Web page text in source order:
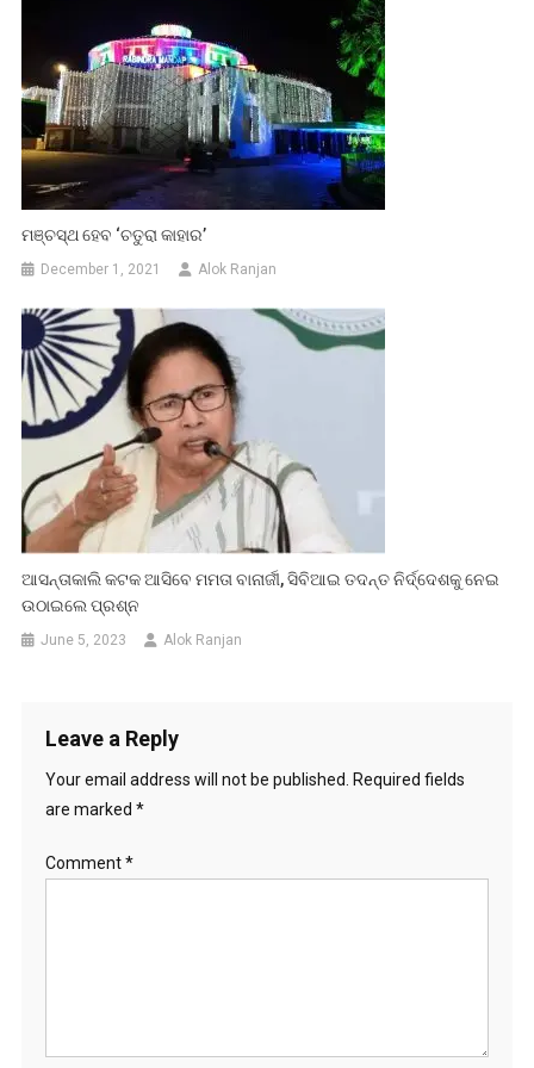
ମଞ୍ଚସ୍ଥ ହେବ ‘ଚତୁରା କାହାର’
December 1, 2021 Alok Ranjan
ଆସନ୍ତାକାଲି କଟକ ଆସିବେ ମମତା ବାନାର୍ଜୀ, ସିବିଆଇ ତଦନ୍ତ ନିର୍ଦ୍ଦେଶକୁ ନେଇ
ଉଠାଇଲେ ପ୍ରଶ୍ନ
June 5, 2023 Alok Ranjan
Leave a Reply
Your email address will not be published.
Required fields
are marked *
Comment*